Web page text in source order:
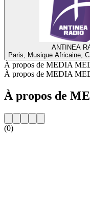
ANTINEA
Paris, Musique Africaine,
À propos de MEDIA
À propos de MEDIA
À propos de
(0)